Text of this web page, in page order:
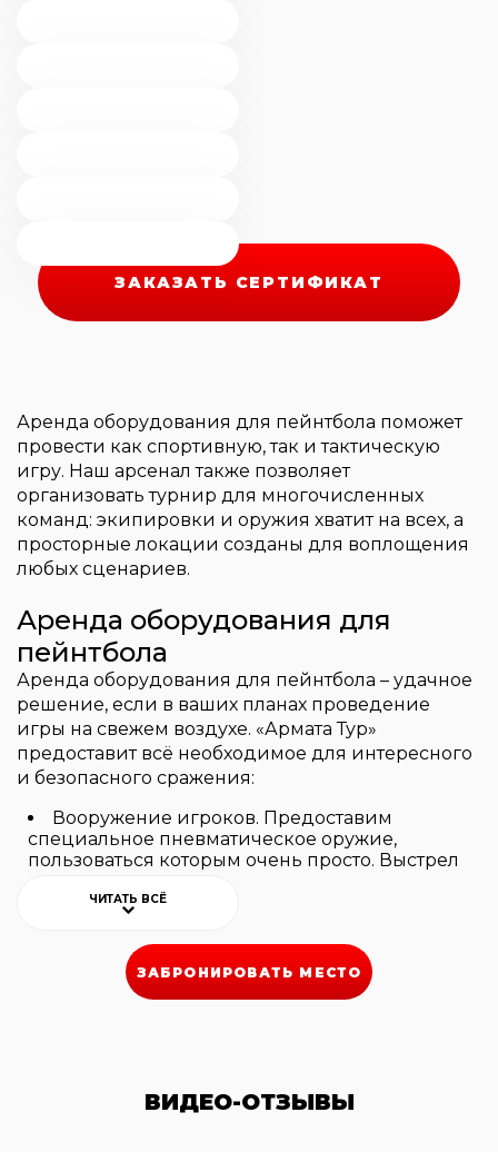
ЗАКАЗАТЬ СЕРТИФИКАТ
ЗАБРОНИРОВАТЬ МЕСТО
Аренда оборудования для пейнтбола поможет
провести как спортивную, так и тактическую
игру. Наш арсенал также позволяет
организовать турнир для многочисленных
команд: экипировки и оружия хватит на всех, а
просторные локации созданы для воплощения
любых сценариев.
Аренда оборудования для
пейнтбола
Аренда оборудования для пейнтбола – удачное
решение, если в ваших планах проведение
игры на свежем воздухе. «Армата Тур»
предоставит всё необходимое для интересного
и безопасного сражения:
Вооружение игроков. Предоставим
специальное пневматическое оружие,
пользоваться которым очень просто. Выстрел
воздуха. Пуля – желатиновая капсула с
Несложное устройство оружия позволяет
использовать его даже ребёнку, поэтому
детские праздники с пейнтболом очень
Экипировка. Каждый участник сражения
получит шлем для защиты головы и лица – для
ЧИТАТЬ ВСЁ
ВИДЕО-ОТЗЫВЫ